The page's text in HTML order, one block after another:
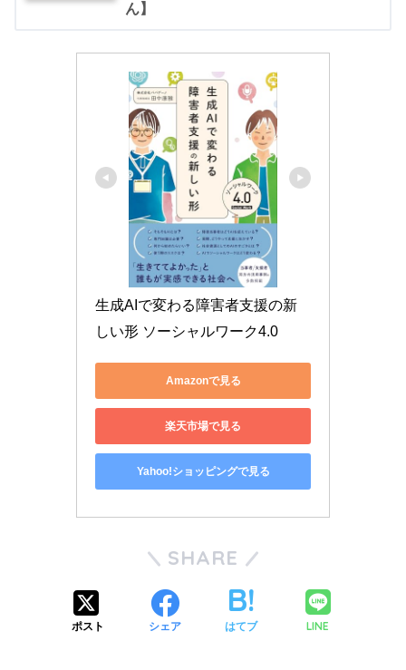
ん】
生成AIで変わる障害者支援の新
しい形 ソーシャルワーク4.0
Amazonで見る
楽天市場で見る
Yahoo!ショッピングで見る
SHARE
ポスト シェア はてブ LINE